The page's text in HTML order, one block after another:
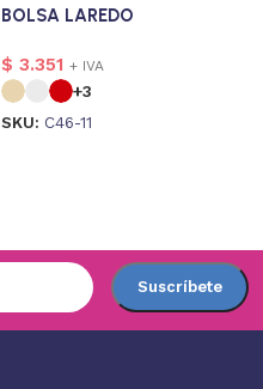
BOLSA LAREDO
$ 3.351 + IVA
+3
SKU: C46-11